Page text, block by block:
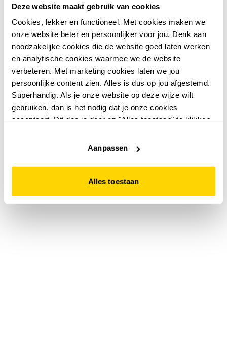
Deze website maakt gebruik van cookies
Cookies, lekker en functioneel. Met cookies maken we
onze website beter en persoonlijker voor jou. Denk aan
noodzakelijke cookies die de website goed laten werken
en analytische cookies waarmee we de website
verbeteren. Met marketing cookies laten we jou
persoonlijke content zien. Alles is dus op jou afgestemd.
Superhandig. Als je onze website op deze wijze wilt
gebruiken, dan is het nodig dat je onze cookies
accepteert. Dit doe je door op "Alles toestaan" te klikken.
website niet optimaal functioneert.
Aanpassen
Alles toestaan